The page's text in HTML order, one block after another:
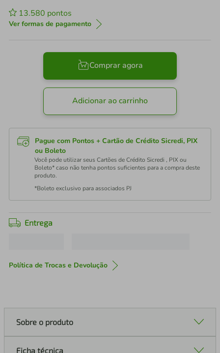
13.580 pontos
Ver formas de pagamento
Comprar agora
Adicionar ao carrinho
Pague com Pontos + Cartão de Crédito Sicredi, PIX
ou Boleto
Você pode utilizar seus Cartões de Crédito Sicredi , PIX ou
Boleto* caso não tenha pontos suficientes para a compra deste
produto.
*Boleto exclusivo para associados PJ
Entrega
Política de Trocas e Devolução
Sobre o produto
Ficha técnica